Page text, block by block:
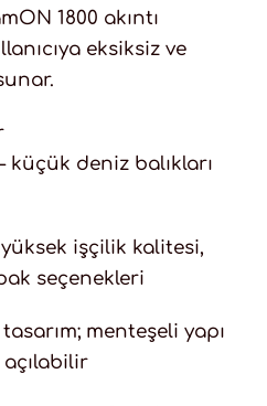
1800 akıntı
eksiksiz ve
küçük deniz balıkları
yüksek işçilik kalitesi,
seçenekleri
menteşeli yapı